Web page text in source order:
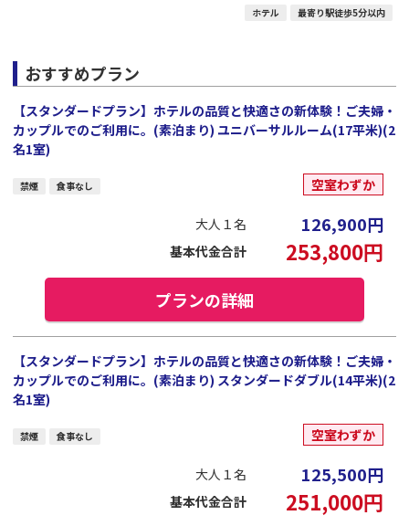
ホテル 最寄り駅徒歩5分以内
おすすめプラン
【スタンダードプラン】ホテルの品質と快適さの新体験！ご夫婦・
カップルでのご利用に。(素泊まり) ユニバーサルルーム(17平米)(2
名1室)
禁煙 食事なし 空室わずか
大人１名 126,900円
基本代金合計 253,800円
プランの詳細
【スタンダードプラン】ホテルの品質と快適さの新体験！ご夫婦・
カップルでのご利用に。(素泊まり) スタンダードダブル(14平米)(2
名1室)
禁煙 食事なし 空室わずか
大人１名 125,500円
基本代金合計 251,000円